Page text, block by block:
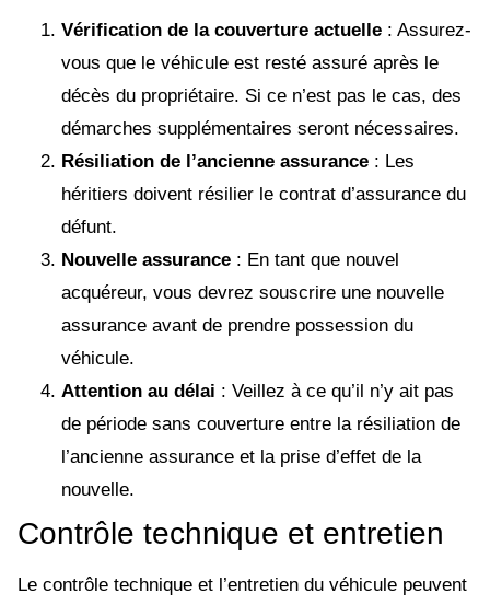
Vérification de la couverture actuelle : Assurez-
vous que le véhicule est resté assuré après le
décès du propriétaire. Si ce n’est pas le cas, des
démarches supplémentaires seront nécessaires.
Résiliation de l’ancienne assurance : Les
héritiers doivent résilier le contrat d’assurance du
défunt.
Nouvelle assurance : En tant que nouvel
acquéreur, vous devrez souscrire une nouvelle
assurance avant de prendre possession du
véhicule.
Attention au délai : Veillez à ce qu’il n’y ait pas
de période sans couverture entre la résiliation de
l’ancienne assurance et la prise d’effet de la
nouvelle.
Contrôle technique et entretien
Le contrôle technique et l’entretien du véhicule peuvent